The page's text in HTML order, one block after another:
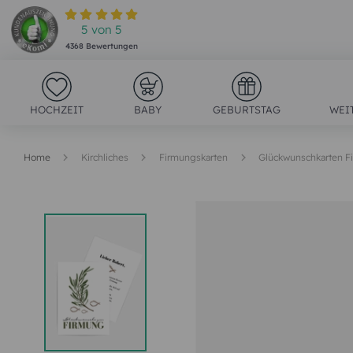
5 von 5
4368Bewertungen
HOCHZEIT BABY GEBURTSTAG
Home Kirchliches Firmungskarten Glückwunschkarten